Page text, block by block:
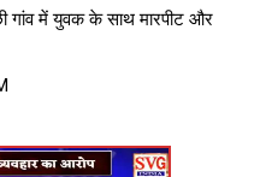
गांव में युवक के साथ मारपीट और